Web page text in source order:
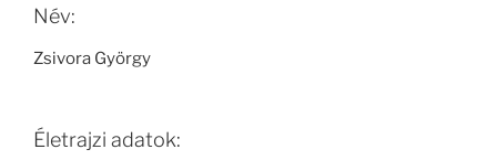
Név:
Zsivora György
Életrajzi adatok: